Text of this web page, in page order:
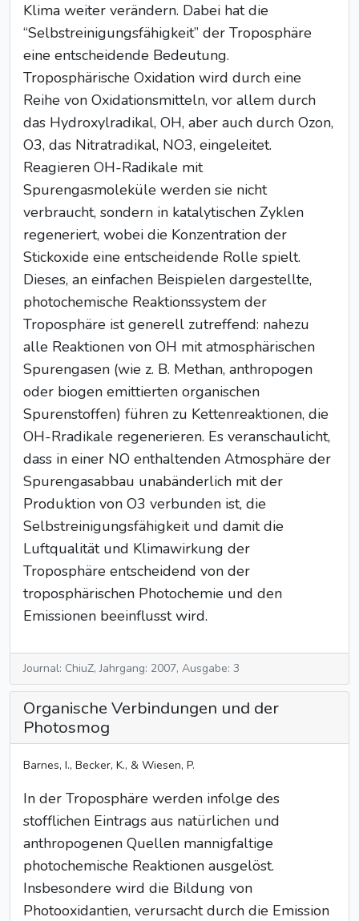
Klima weiter verändern. Dabei hat die
“Selbstreinigungsfähigkeit” der Troposphäre
eine entscheidende Bedeutung.
Troposphärische Oxidation wird durch eine
Reihe von Oxidationsmitteln, vor allem durch
das Hydroxylradikal, OH, aber auch durch Ozon,
O3, das Nitratradikal, NO3, eingeleitet.
Reagieren OH-Radikale mit
Spurengasmoleküle werden sie nicht
verbraucht, sondern in katalytischen Zyklen
regeneriert, wobei die Konzentration der
Stickoxide eine entscheidende Rolle spielt.
Dieses, an einfachen Beispielen dargestellte,
photochemische Reaktionssystem der
Troposphäre ist generell zutreffend: nahezu
alle Reaktionen von OH mit atmosphärischen
Spurengasen (wie z. B. Methan, anthropogen
oder biogen emittierten organischen
Spurenstoffen) führen zu Kettenreaktionen, die
OH-Rradikale regenerieren. Es veranschaulicht,
dass in einer NO enthaltenden Atmosphäre der
Spurengasabbau unabänderlich mit der
Produktion von O3 verbunden ist, die
Selbstreinigungsfähigkeit und damit die
Luftqualität und Klimawirkung der
Troposphäre entscheidend von der
troposphärischen Photochemie und den
Emissionen beeinflusst wird.
Journal: ChiuZ, Jahrgang: 2007, Ausgabe: 3
Organische Verbindungen und der
Photosmog
Barnes, I., Becker, K., & Wiesen, P.
In der Troposphäre werden infolge des
stofflichen Eintrags aus natürlichen und
anthropogenen Quellen mannigfaltige
photochemische Reaktionen ausgelöst.
Insbesondere wird die Bildung von
Photooxidantien, verursacht durch die Emission